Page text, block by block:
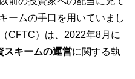
ームの手口を用いていまし
CFTC）は、2022年8月に
スキームの運営に関する執